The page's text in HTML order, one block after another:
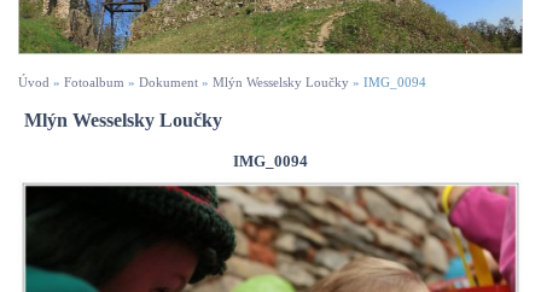
Úvod » Fotoalbum » Dokument » Mlýn Wesselsky Loučky » IMG_0094
Mlýn Wesselsky Loučky
IMG_0094